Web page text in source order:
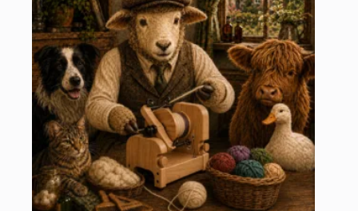
worden
op
de
productpagina